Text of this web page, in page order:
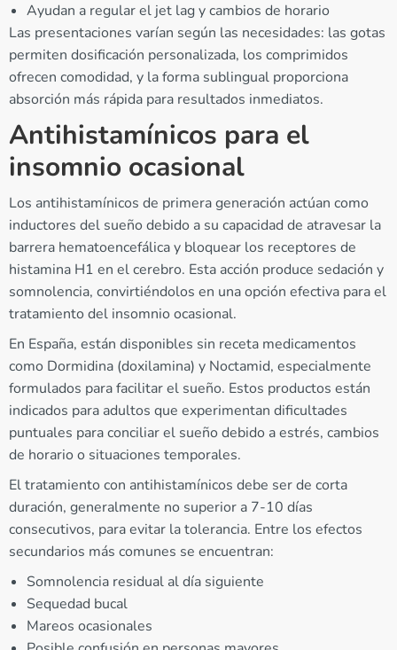
Ayudan a regular el jet lag y cambios de horario
Las presentaciones varían según las necesidades: las gotas
permiten dosificación personalizada, los comprimidos
ofrecen comodidad, y la forma sublingual proporciona
absorción más rápida para resultados inmediatos.
Antihistamínicos para el
insomnio ocasional
Los antihistamínicos de primera generación actúan como
inductores del sueño debido a su capacidad de atravesar la
barrera hematoencefálica y bloquear los receptores de
histamina H1 en el cerebro. Esta acción produce sedación y
somnolencia, convirtiéndolos en una opción efectiva para el
tratamiento del insomnio ocasional.
En España, están disponibles sin receta medicamentos
como Dormidina (doxilamina) y Noctamid, especialmente
formulados para facilitar el sueño. Estos productos están
indicados para adultos que experimentan dificultades
puntuales para conciliar el sueño debido a estrés, cambios
de horario o situaciones temporales.
El tratamiento con antihistamínicos debe ser de corta
duración, generalmente no superior a 7-10 días
consecutivos, para evitar la tolerancia. Entre los efectos
secundarios más comunes se encuentran:
Somnolencia residual al día siguiente
Sequedad bucal
Mareos ocasionales